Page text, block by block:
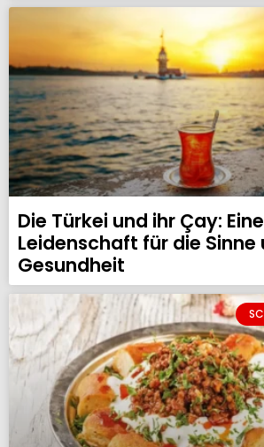
Die Türkei und ihr Çay: Eine
Leidenschaft für die Sinne
Gesundheit